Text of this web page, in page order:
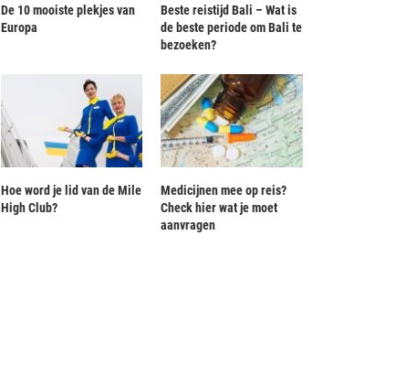
De 10 mooiste plekjes van
Europa
Beste reistijd Bali – Wat is
de beste periode om Bali te
bezoeken?
Hoe word je lid van de Mile
High Club?
Medicijnen mee op reis?
Check hier wat je moet
aanvragen